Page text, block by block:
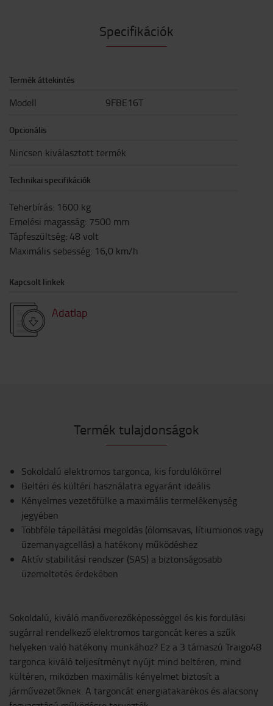
Specifikációk
Termék áttekintés
Modell 9FBE16T
Opcionális
Nincsen kiválasztott termék
Technikai specifikációk
Teherbírás: 1600 kg
Emelési magasság: 7500 mm
Tápfeszültség: 48 volt
Maximális sebesség: 16,0 km/h
Kapcsolt linkek
Adatlap
Termék tulajdonságok
Sokoldalú elektromos targonca, kis fordulókörrel
Beltéri és kültéri használatra egyaránt ideális
Kényelmes vezetőfülke a maximális termelékenység
jegyében
Többféle tápellátási megoldás (ólomsavas, lítiumionos vagy
üzemanyagcellás) a hatékony működéshez
Aktív stabilitási rendszer (SAS) a biztonságosabb
üzemeltetés érdekében
Sokoldalú, kiváló manőverezőképességgel és kis fordulási
sugárral rendelkező elektromos targoncát keres a szűk
helyeken való hatékony munkához? Ez a 3 támaszú Traigo48
targonca kiváló teljesítményt nyújt mind beltéren, mind
kültéren, miközben maximális kényelmet biztosít a
járművezetőknek. A targoncát energiatakarékos és alacsony